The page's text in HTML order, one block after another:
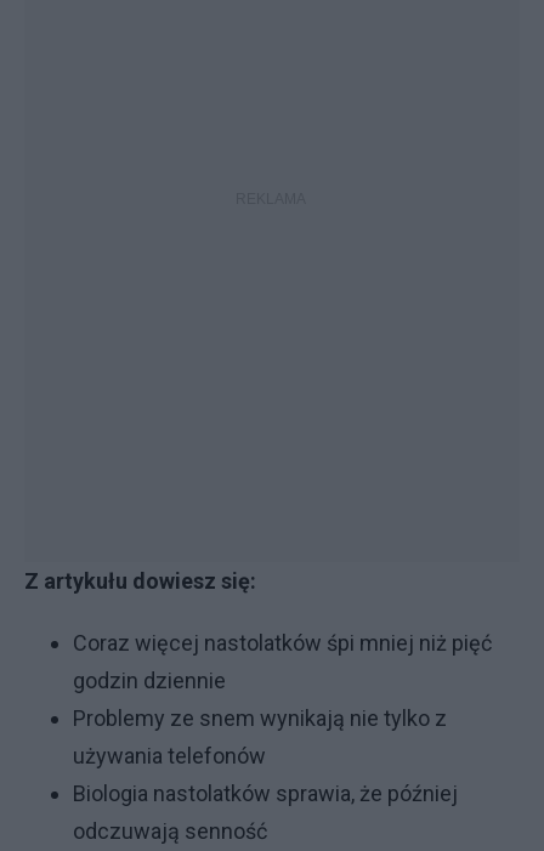
Z artykułu dowiesz się:
Coraz więcej nastolatków śpi mniej niż pięć
godzin dziennie
Problemy ze snem wynikają nie tylko z
używania telefonów
Biologia nastolatków sprawia, że później
odczuwają senność